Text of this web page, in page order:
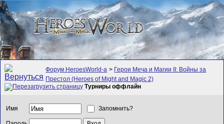
Форум HeroesWorld-а > Герои Меча и Магии II: Войны за
Престол (Heroes of Might and Magic 2)
Турниры оффлайн
Имя Запомнить?